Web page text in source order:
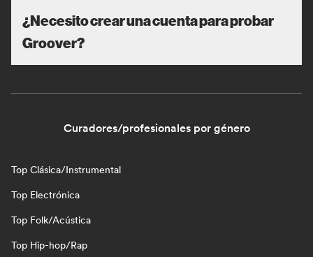
¿Necesito crear una cuenta para probar
Groover?
Curadores/profesionales por género
Top Clásica/Instrumental
Top Electrónica
Top Folk/Acústica
Top Hip-hop/Rap